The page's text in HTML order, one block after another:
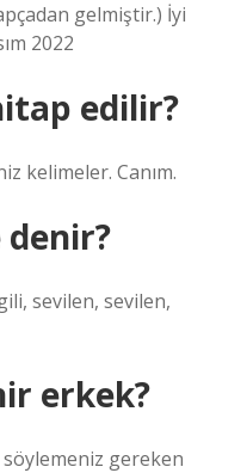
gelmiştir.) İyi
2022
edilir?
kelimeler. Canım.
denir?
sevilen, sevilen,
erkek?
söylemeniz gereken